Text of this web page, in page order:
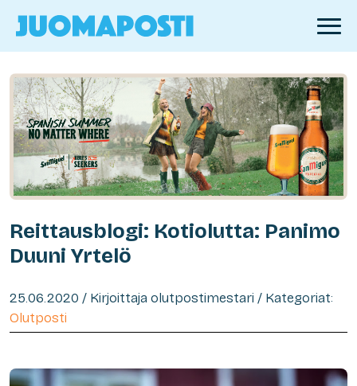
Reittausblogi: Kotiolutta: Panimo
Duuni Yrtelö
25.06.2020 / Kirjoittaja olutpostimestari / Kategoriat:
Olutposti